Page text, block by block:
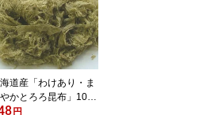
道産「わけあり・ま
かとろろ昆布」100g
あり】はしっこ【わ
円